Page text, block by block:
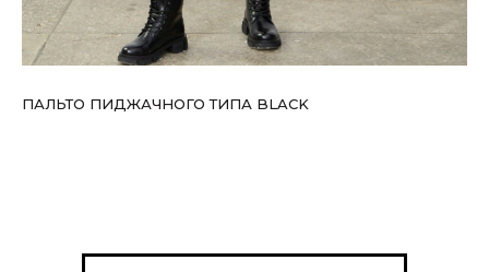
ПАЛЬТО ПИДЖАЧНОГО ТИПА BLACK